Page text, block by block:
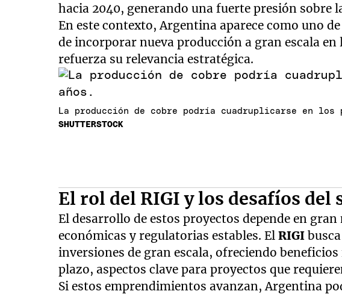
hacia 2040, generando una fuerte presión sobre
En este contexto, Argentina aparece como uno
de incorporar nueva producción a gran escala
refuerza su relevancia estratégica.
La producción de cobre podría cuadruplicarse en los
SHUTTERSTOCK
El rol del RIGI y los desafíos del
El desarrollo de estos proyectos depende en
económicas y regulatorias estables. ElRIGI
inversiones de gran escala, ofreciendo
plazo, aspectos clave para proyectos que
Si estos emprendimientos avanzan, Argentina